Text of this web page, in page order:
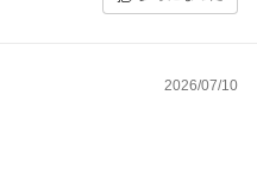
お願いいたします。
2026/07/10